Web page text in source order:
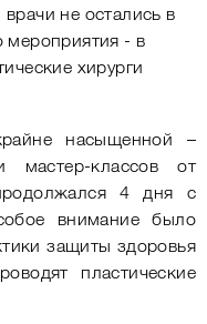
не остались в
мероприятия - в
хирурги
насыщенной –
мастер-классов от
4 дня с
внимание было
защиты здоровья
пластические